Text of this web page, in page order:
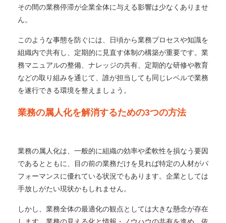
その間の業務停滞が企業全体に与える影響は少なくありませ
ん。
このような事態を防ぐには、日頃から業務プロセスや知識を
組織内で共有し、定期的に見直す体制の構築が重要です。業
務マニュアルの整備、ナレッジの共有、定期的な研修や教育
などの取り組みを通じて、誰が担当しても同じレベルで業務
を遂行できる環境を整えましょう。
業務の属人化を解消するための3つの方法
業務の属人化は、一般的に組織の効率や柔軟性を損なう要因
であるとともに、目の前の業務だけを見れば特定の人材がパ
フォーマンスに優れている状況でもあります。企業としては
手放しがたい現状かもしれません。
しかし、業務全体の最適化の観点としては大きな懸念が存在